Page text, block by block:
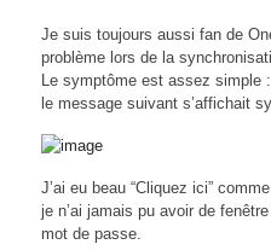
Je suis toujours aussi fan de
problème lors de la
Le symptôme est assez simple
le message suivant s’affichait
J’ai eu beau “Cliquez ici”
je n’ai jamais pu avoir de
mot de passe.